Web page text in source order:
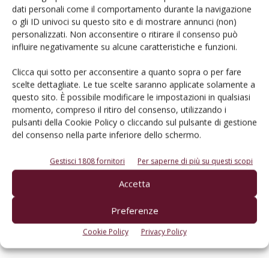
dati personali come il comportamento durante la navigazione
o gli ID univoci su questo sito e di mostrare annunci (non)
personalizzati. Non acconsentire o ritirare il consenso può
influire negativamente su alcune caratteristiche e funzioni.
Clicca qui sotto per acconsentire a quanto sopra o per fare
scelte dettagliate. Le tue scelte saranno applicate solamente a
questo sito. È possibile modificare le impostazioni in qualsiasi
momento, compreso il ritiro del consenso, utilizzando i
pulsanti della Cookie Policy o cliccando sul pulsante di gestione
del consenso nella parte inferiore dello schermo.
Gestisci 1808 fornitori Per saperne di più su questi scopi
Accetta
Preferenze
Cookie Policy Privacy Policy
E-magazine
Tecniche, prodotti e servizi dalle aziende
Catalogo Aziende e Prodotti
Un modo semplice per cercare un'azienda o un
prodotto!
Cerca adesso